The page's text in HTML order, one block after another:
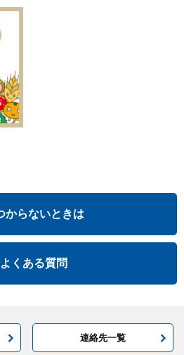
からないときは
よくある質問
連絡先一覧